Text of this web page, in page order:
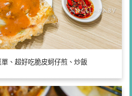
、超好吃脆皮蚵仔煎、炒飯